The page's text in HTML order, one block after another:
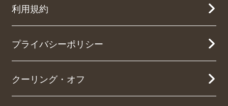
利用規約
プライバシーポリシー
クーリング・オフ